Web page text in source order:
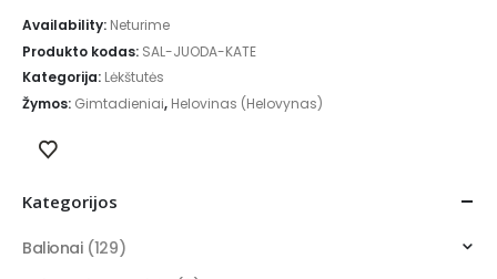
Availability: Neturime
Produkto kodas: SAL-JUODA-KATE
Kategorija: Lėkštutės
Žymos: Gimtadieniai, Helovinas (Helovynas)
Kategorijos
Balionai (129)